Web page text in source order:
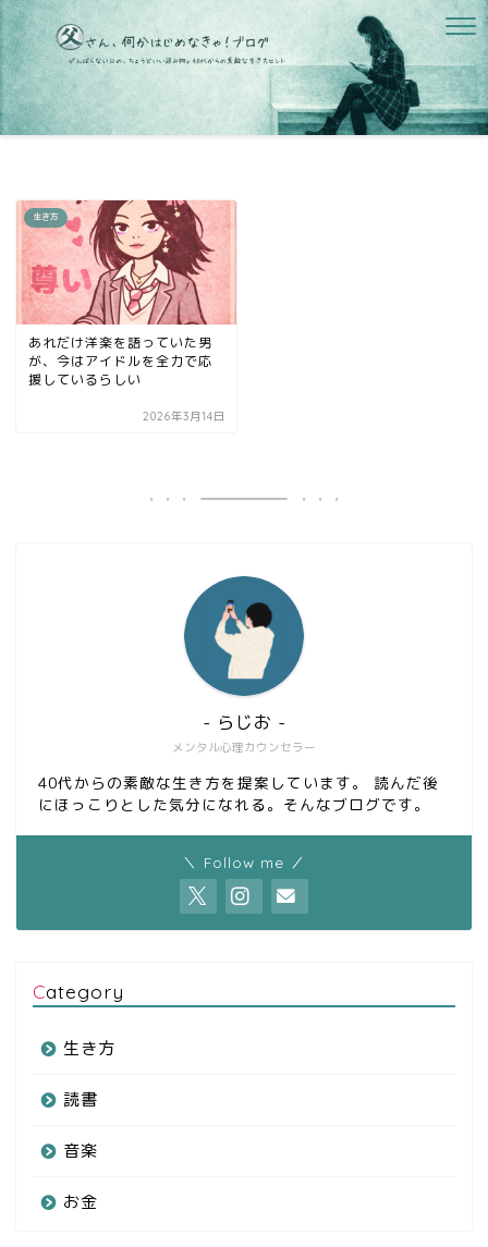
生き方
あれだけ洋楽を語っていた男
が、今はアイドルを全力で応
援しているらしい
2026年3月14日
メンタル心理カウンセラー
- らじお -
40代からの素敵な生き方を提案しています。 読んだ後
にほっこりとした気分になれる。そんなブログです。
＼ Follow me ／
Category
生き方
読書
音楽
お金